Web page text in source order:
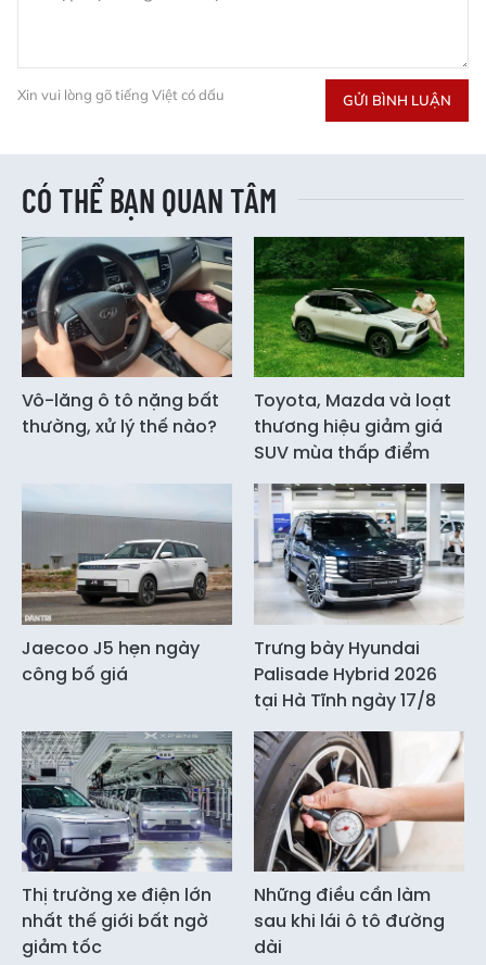
Xin vui lòng gõ tiếng Việt có dấu GỬI BÌNH LUẬN
CÓ THỂ BẠN QUAN TÂM
Vô-lăng ô tô nặng bất
thường, xử lý thế nào?
Toyota, Mazda và loạt
thương hiệu giảm giá
SUV mùa thấp điểm
Jaecoo J5 hẹn ngày
công bố giá
Trưng bày Hyundai
Palisade Hybrid 2026
tại Hà Tĩnh ngày 17/8
Thị trường xe điện lớn
nhất thế giới bất ngờ
giảm tốc
Những điều cần làm
sau khi lái ô tô đường
dài